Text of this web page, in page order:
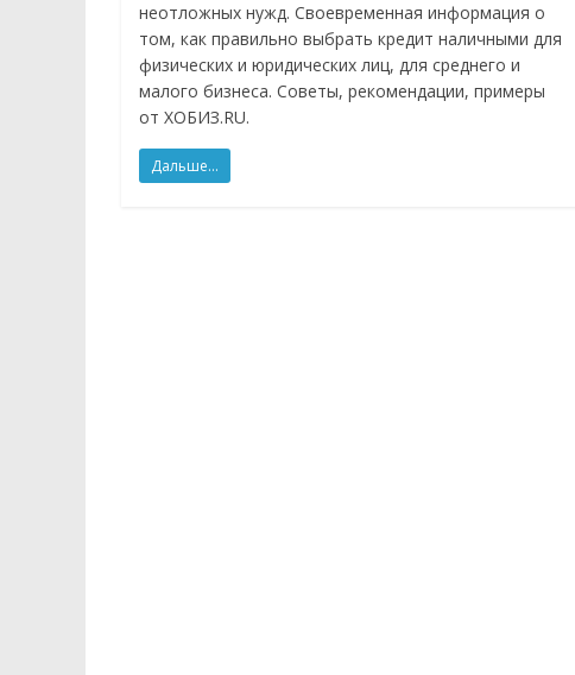
неотложных нужд. Своевременная информация о
том, как правильно выбрать кредит наличными для
физических и юридических лиц, для среднего и
малого бизнеса. Советы, рекомендации, примеры
от ХОБИЗ.RU.
Дальше...